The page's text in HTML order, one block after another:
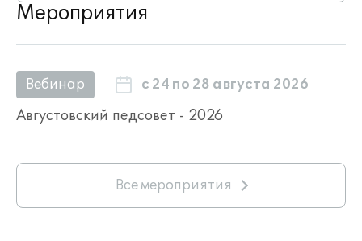
Мероприятия
Вебинар с 24 по 28 августа 2026
Августовский педсовет - 2026
Все мероприятия